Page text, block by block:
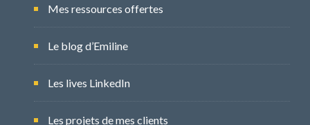
Mes ressources offertes
Le blog d’Emiline
Les lives LinkedIn
Les projets de mes clients